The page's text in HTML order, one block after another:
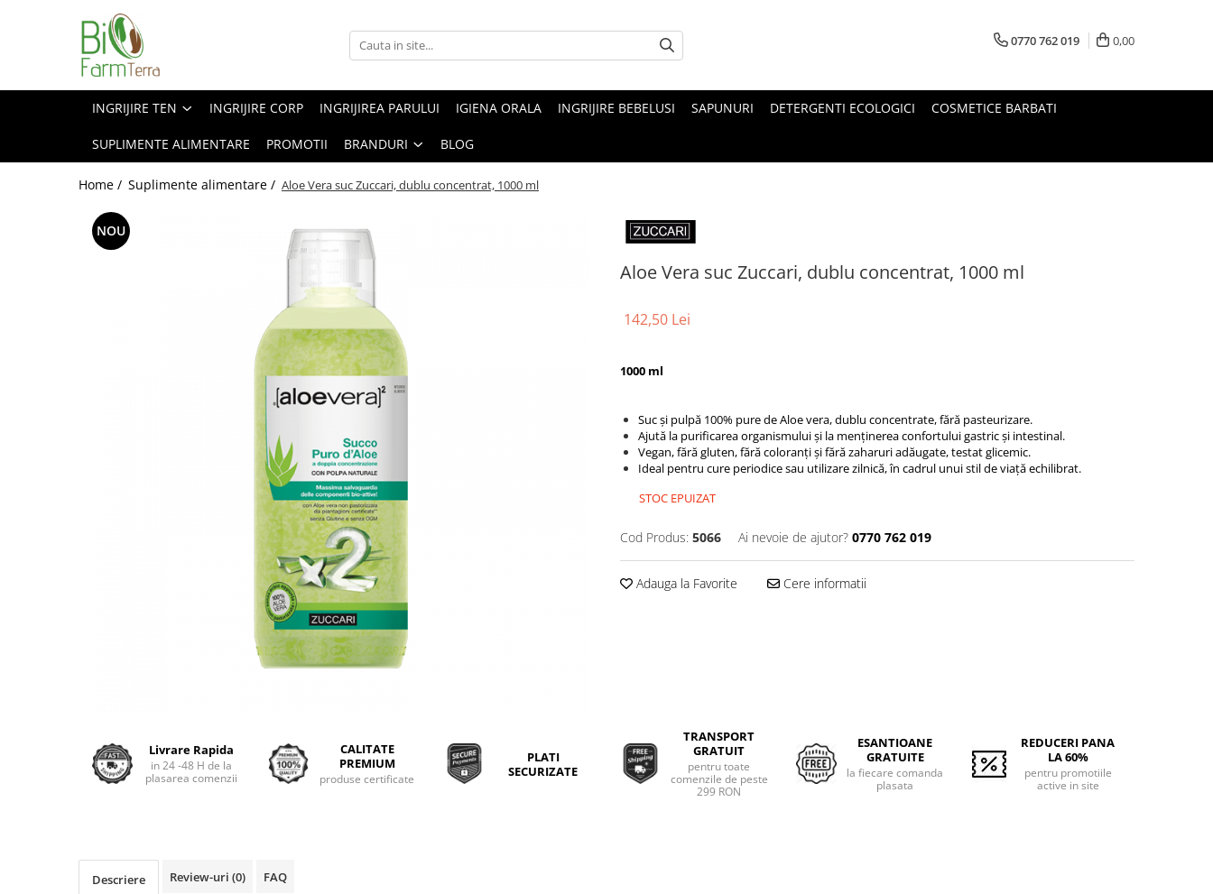
Ingrijire ten
Protectie solara
Branduri
Officina Naturae
Santo Volcano Spa
0770 762 019 0,00
INGRIJIRE TEN INGRIJIRE CORP INGRIJIREA PARULUI IGIENA ORALA INGRIJIRE BEBELUSI SAPUNURI DETERGENTI ECOLOGICI COSMETICE BARBATI
SUPLIMENTE ALIMENTARE PROMOTII BRANDURI BLOG
Home / Suplimente alimentare / Aloe Vera suc Zuccari, dublu concentrat, 1000 ml
Aloe Vera suc Zuccari, dublu concentrat, 1000 ml
NOU
142,50 Lei
1000 ml
Suc și pulpă 100% pure de Aloe vera, dublu concentrate, fără pasteurizare.
Ajută la purificarea organismului și la menținerea confortului gastric și intestinal.
Vegan, fără gluten, fără coloranți și fără zaharuri adăugate, testat glicemic.
Ideal pentru cure periodice sau utilizare zilnică, în cadrul unui stil de viață echilibrat.
STOC EPUIZAT
Cod Produs: 5066 Ai nevoie de ajutor? 0770 762 019
Adauga la Favorite Cere informatii
Livrare Rapida
in 24 -48 H de la
plasarea comenzii
CALITATE
PREMIUM
produse certificate
PLATI
SECURIZATE
TRANSPORT
GRATUIT
pentru toate
comenzile de peste
299 RON
ESANTIOANE
GRATUITE
la fiecare comanda
plasata
REDUCERI PANA
LA 60%
pentru promotiile
active in site
Descriere Review-uri (0) FAQ